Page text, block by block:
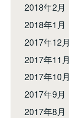
2018年2月
2018年1月
2017年12月
2017年11月
2017年10月
2017年9月
2017年8月